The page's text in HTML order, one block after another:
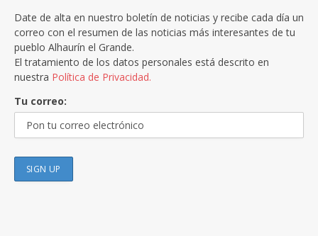
Date de alta en nuestro boletín de noticias y recibe cada día un
correo con el resumen de las noticias más interesantes de tu
pueblo Alhaurín el Grande.
El tratamiento de los datos personales está descrito en
nuestra Política de Privacidad.
Tu correo: